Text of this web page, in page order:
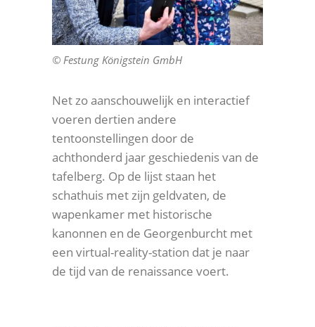
© Festung Königstein GmbH
Net zo aanschouwelijk en interactief
voeren dertien andere
tentoonstellingen door de
achthonderd jaar geschiedenis van de
tafelberg. Op de lijst staan het
schathuis met zijn geldvaten, de
wapenkamer met historische
kanonnen en de Georgenburcht met
een virtual-reality-station dat je naar
de tijd van de renaissance voert.